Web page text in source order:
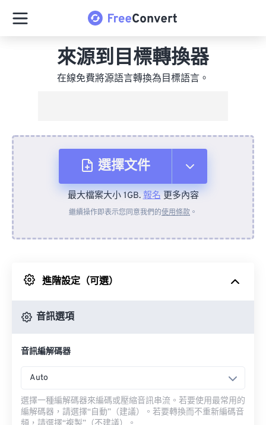
來源到目標轉換器
在線免費將源語言轉換為目標語言。
選擇文件
來自裝置
來自 Google 雲端硬碟
最大檔案大小 1GB.報名更多內容
繼續操作即表示您同意我們的使用條款 。
進階設定（可選）
音訊選項
音訊編解碼器
Auto
選擇一種編解碼器來編碼或壓縮音訊串流。若要使用最常用的
編解碼器，請選擇“自動”（建議）。若要轉換而不重新編碼音